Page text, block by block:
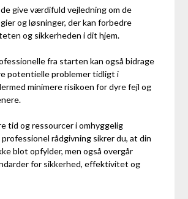
give værdifuld vejledning om de
og løsninger, der kan forbedre
og sikkerheden i dit hjem.
fra starten kan også bidrage
potentielle problemer tidligt i
minimere risikoen for dyre fejl og
tid og ressourcer i omhyggelig
rådgivning sikrer du, at din
blot opfylder, men også overgår
for sikkerhed, effektivitet og